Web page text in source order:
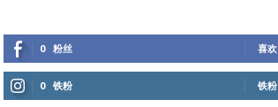
0 粉丝 喜欢
0 铁粉 铁粉